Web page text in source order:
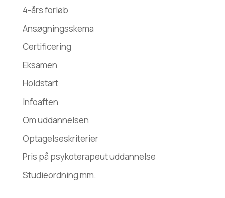
4-års forløb
Ansøgningsskema
Certificering
Eksamen
Holdstart
Infoaften
Om uddannelsen
Optagelseskriterier
Pris på psykoterapeut uddannelse
Studieordning mm.